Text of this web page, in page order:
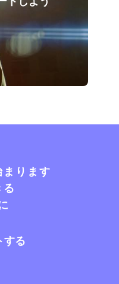
ります
する